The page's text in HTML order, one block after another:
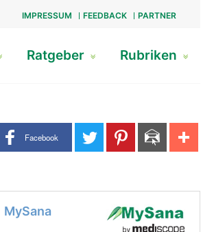
IMPRESSUM FEEDBACK PARTNER
Ratgeber Rubriken
Share buttons
Facebook
MySana